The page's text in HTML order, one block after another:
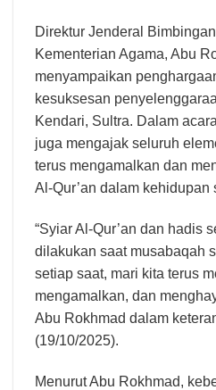
Direktur Jenderal
Kementerian Agama, Abu
menyampaikan
kesuksesan
Kendari, Sultra. Dalam
juga mengajak seluruh
terus mengamalkan dan
Al-Qur’an dalam kehidupan
“Syiar Al-Qur’an dan hadis
dilakukan saat musabaqah
setiap saat, mari kita terus
mengamalkan, dan
Abu Rokhmad dalam
(19/10/2025).
Menurut Abu Rokhmad,